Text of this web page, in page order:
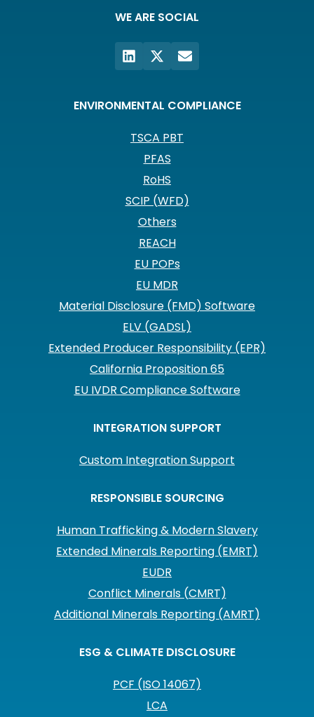
WE ARE SOCIAL
ENVIRONMENTAL COMPLIANCE
TSCA PBT
PFAS
RoHS
SCIP (WFD)
Others
REACH
EU POPs
EU MDR
Material Disclosure (FMD) Software
ELV (GADSL)
Extended Producer Responsibility (EPR)
California Proposition 65
EU IVDR Compliance Software
INTEGRATION SUPPORT
Custom Integration Support
RESPONSIBLE SOURCING
Human Trafficking & Modern Slavery
Extended Minerals Reporting (EMRT)
EUDR
Conflict Minerals (CMRT)
Additional Minerals Reporting (AMRT)
ESG & CLIMATE DISCLOSURE
PCF (ISO 14067)
LCA